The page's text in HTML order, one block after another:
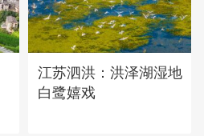
江苏泗洪：洪泽湖湿地
白鹭嬉戏